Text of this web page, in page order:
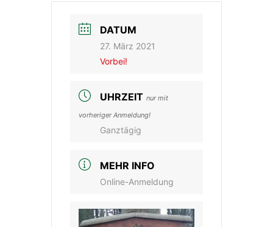
DATUM
27. März 2021
Vorbei!
UHRZEIT nur mit
vorheriger Anmeldung!
Ganztägig
MEHR INFO
Online-Anmeldung